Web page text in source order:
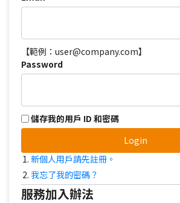
【範例：user@company.com】
Password
儲存我的用戶 ID 和密碼
Login
新個人用戶請先註冊。
我忘了我的密碼？
服務加入辦法